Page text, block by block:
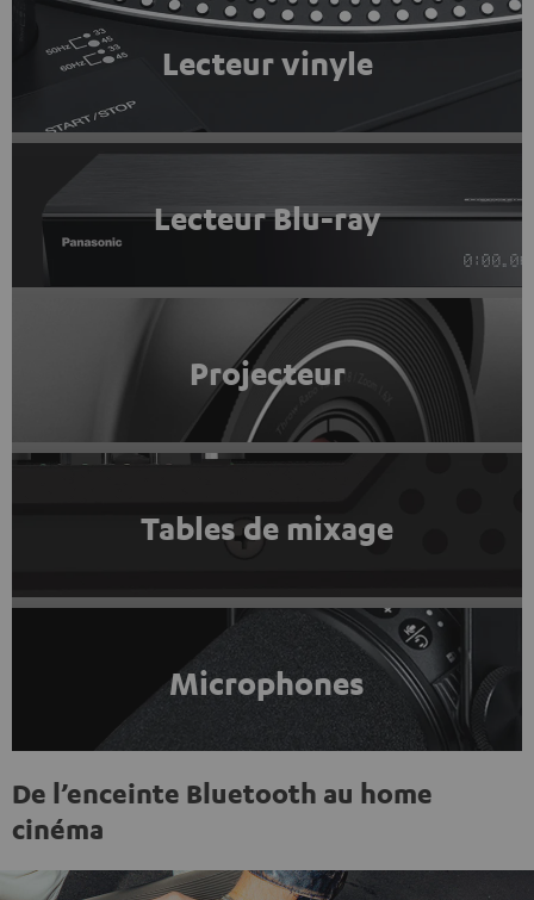
Lecteur vinyle
Lecteur Blu-ray
Projecteur
Tables de mixage
Microphones
De l’enceinte Bluetooth au home
cinéma